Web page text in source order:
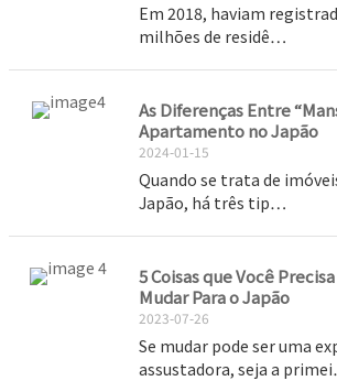
Em 2018, haviam
milhões de residê…
As Diferenças Entre
Apartamento no Japão
2024-01-15
Quando se trata de
Japão, há três tip…
5 Coisas que Você
Mudar Para o Japão
2023-07-26
Se mudar pode ser uma
assustadora, seja a